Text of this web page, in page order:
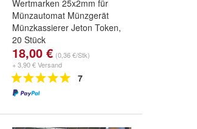
Wertmarken 25x2mm für
Münzautomat Münzgerät
Münzkassierer Jeton Token,
20 Stück
18,00 € (0,36 €/Stk)
+ 3,90 € Versand
7